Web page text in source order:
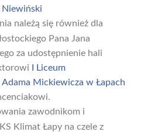
należą się również dla
Pana Jana
za udostępnienie hali
I Liceum
Adama Mickiewicza w Łapach
zawodnikom i
Klimat Łapy na czele z